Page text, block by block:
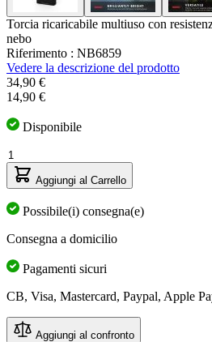
Torcia ricaricabile multiuso con
nebo
Riferimento : NB6859
Vedere la descrizione del prodotto
34,90 €
14,90 €
Disponibile
Quantità
Aggiungi al Carrello
Possibile(i) consegna(e)
Consegna a domicilio
Pagamenti sicuri
CB, Visa, Mastercard, Paypal, Apple
Aggiungi al confronto